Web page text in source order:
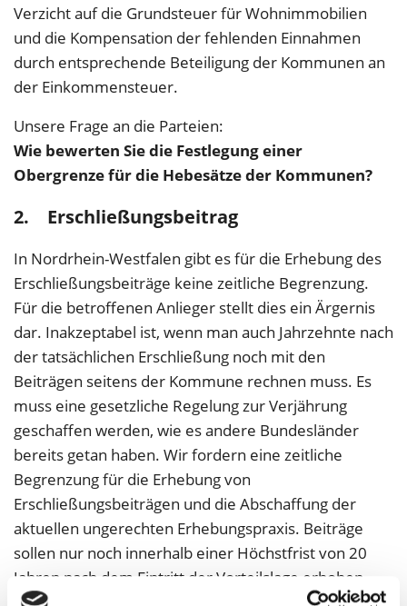
Verzicht auf die Grundsteuer für Wohnimmobilien
und die Kompensation der fehlenden Einnahmen
durch entsprechende Beteiligung der Kommunen an
der Einkommensteuer.
Unsere Frage an die Parteien:
Wie bewerten Sie die Festlegung einer
Obergrenze für die Hebesätze der Kommunen?
2. Erschließungsbeitrag
In Nordrhein-Westfalen gibt es für die Erhebung des
Erschließungsbeiträge keine zeitliche Begrenzung.
Für die betroffenen Anlieger stellt dies ein Ärgernis
dar. Inakzeptabel ist, wenn man auch Jahrzehnte nach
der tatsächlichen Erschließung noch mit den
Beiträgen seitens der Kommune rechnen muss. Es
muss eine gesetzliche Regelung zur Verjährung
geschaffen werden, wie es andere Bundesländer
bereits getan haben. Wir fordern eine zeitliche
Begrenzung für die Erhebung von
Erschließungsbeiträgen und die Abschaffung der
aktuellen ungerechten Erhebungspraxis. Beiträge
sollen nur noch innerhalb einer Höchstfrist von 20
Jahren nach dem Eintritt der Vorteilslage erhoben
werden dürfen. Die Betroffenen müssen in einem